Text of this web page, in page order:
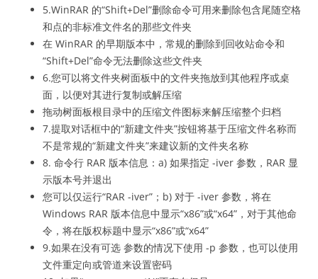
5.WinRAR 的“Shift+Del”删除命令可用来删除包含尾随空格
和点的非标准文件名的那些文件夹
在 WinRAR 的早期版本中，常规的删除到回收站命令和
“Shift+Del”命令无法删除这些文件夹
6.您可以将文件夹树面板中的文件夹拖放到其他程序或桌
面，以便对其进行复制或解压缩
拖动树面板根目录中的压缩文件图标来解压缩整个归档
7.提取对话框中的“新建文件夹”按钮将基于压缩文件名称而
不是常规的“新建文件夹”来建议新的文件夹名称
8. 命令行 RAR 版本信息：a) 如果指定 -iver 参数，RAR 显
示版本号并退出
您可以仅运行“RAR -iver”；b) 对于 -iver 参数，将在
Windows RAR 版本信息中显示“x86”或“x64”，对于其他命
令，将在版权标题中显示“x86”或“x64”
9.如果在没有可选 参数的情况下使用 -p 参数，也可以使用
文件重定向或管道来设置密码